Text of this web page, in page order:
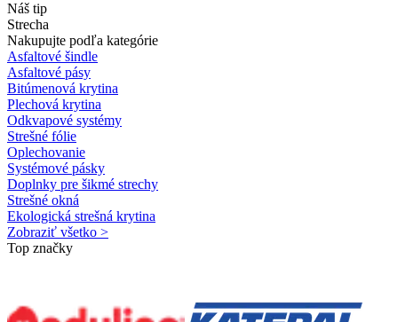
Náš tip
Strecha
Nakupujte podľa kategórie
Asfaltové šindle
Asfaltové pásy
Bitúmenová krytina
Plechová krytina
Odkvapové systémy
Strešné fólie
Oplechovanie
Systémové pásky
Doplnky pre šikmé strechy
Strešné okná
Ekologická strešná krytina
Zobraziť všetko >
Top značky